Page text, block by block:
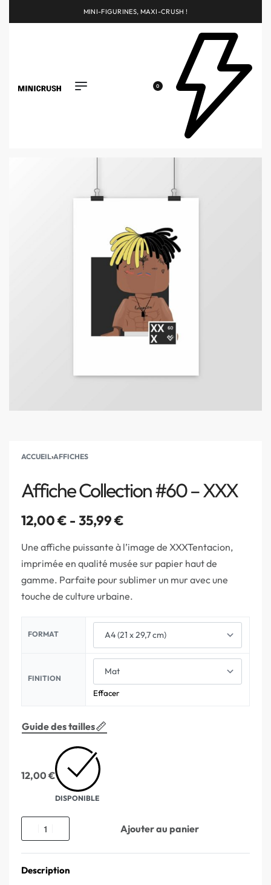
MINI-FIGURINES, MAXI-CRUSH !
0
ACCUEIL›AFFICHES
Affiche Collection #60 – XXX
12,00€ 35,99€
Une affiche puissante à l’image de XXXTentacion,
imprimée en qualité musée sur papier haut de
gamme. Parfaite pour sublimer un mur avec une
touche de culture urbaine.
FORMAT
FINITION
Effacer
Guide des tailles
12,00 €
DISPONIBLE
Ajouter au panier
Description